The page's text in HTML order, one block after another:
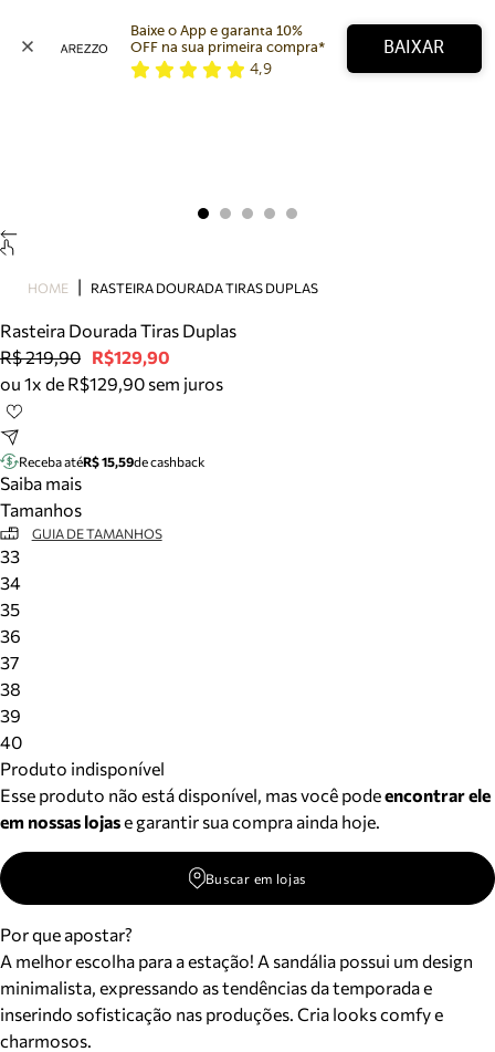
Bolsa
Tamanco
Tênis
Mule
Tire dúvidas sobre pedidos, devoluções e mais.
Meus pedidos
Acompanhe seus pedidos e solicite devoluções.
Baixe o App e garanta 10%
OFF na sua primeira compra*
4,9
BAIXAR
HOME RASTEIRA DOURADA TIRAS DUPLAS
Rasteira Dourada Tiras Duplas
R$ 219,90 R$129,90
ou 1x de R$129,90 sem juros
Receba atéR$ 15,59de cashback
Saiba mais
Tamanhos
GUIA DE TAMANHOS
33
34
35
36
37
38
39
40
Produto indisponível
Esse produto não está disponível, mas você podeencontrar ele
em nossas lojase garantir sua compra ainda hoje.
Buscar em lojas
Por que apostar?
A melhor escolha para a estação! A sandália possui um design
minimalista, expressando as tendências da temporada e
inserindo sofisticação nas produções. Cria looks comfy e
charmosos.